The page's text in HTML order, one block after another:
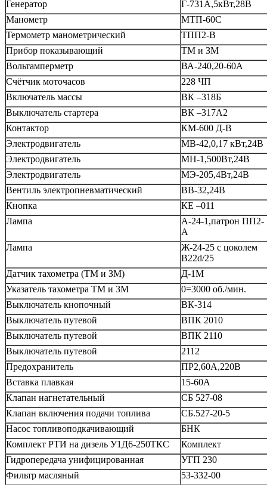
Генератор
Г-731А,5кВт,28В
Манометр
МТП-60С
Термометр манометрический
ТПП2-В
Прибор показывающий
ТМ и ЗМ
Вольтамперметр
ВА-240,20-60А
Счётчик моточасов
228 ЧП
Включатель массы
ВК –318Б
Выключатель стартера
ВК –317А2
Контактор
КМ-600 Д-В
Электродвигатель
МВ-42,0,17 кВт,24В
Электродвигатель
МН-1,500Вт,24В
Электродвигатель
МЭ-205,4Вт,24В
Вентиль электропневматический
ВВ-32,24В
Кнопка
КЕ –011
Лампа
А-24-1,патрон ПП2-
А
Лампа
Ж-24-25 с цоколем
В22d/25
Датчик тахометра (ТМ и ЗМ)
Д-1М
Указатель тахометра ТМ и ЗМ
0=3000 об./мин.
Выключатель кнопочный
ВК-314
Выключатель путевой
ВПК 2010
Выключатель путевой
ВПК 2110
Выключатель путевой
2112
Предохранитель
ПР2,60А,220В
Вставка плавкая
15-60А
Клапан нагнетательный
СБ 527-08
Клапан включения подачи топлива
СБ.527-20-5
Насос топливоподкачивающий
БНК
Комплект РТИ на дизель У1Д6-250ТКС
Комплект
Гидропередача унифицированная
УГП 230
Фильтр масляный
53-332-00